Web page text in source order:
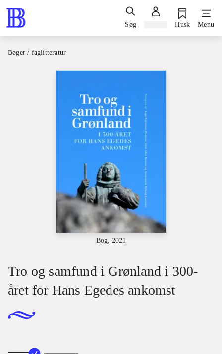
Søg Husk Menu
Bøger / faglitteratur
Bog, 2021
Tro og samfund i Grønland i 300-
året for Hans Egedes ankomst